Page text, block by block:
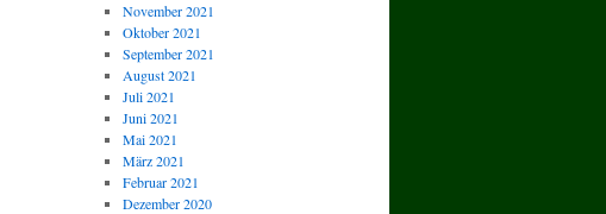
November 2021
Oktober 2021
September 2021
August 2021
Juli 2021
Juni 2021
Mai 2021
März 2021
Februar 2021
Dezember 2020